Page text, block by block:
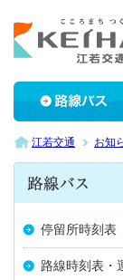
江若交通 お知
停留所時刻表
路線時刻表・